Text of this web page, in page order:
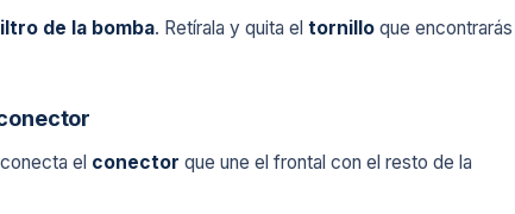
de la bomba. Retírala y quita el tornillo que encontrarás
el conector que une el frontal con el resto de la